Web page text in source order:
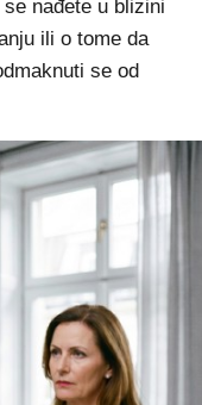
nađete u blizini
ili o tome da
se od